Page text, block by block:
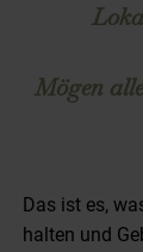
Mögen
Das ist es,
halten und